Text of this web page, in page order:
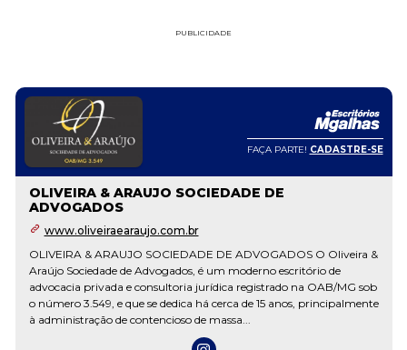
PUBLICIDADE
FAÇA PARTE! CADASTRE-SE
OLIVEIRA & ARAUJO SOCIEDADE DE
ADVOGADOS
www.oliveiraearaujo.com.br
OLIVEIRA & ARAUJO SOCIEDADE DE ADVOGADOS O Oliveira &
Araújo Sociedade de Advogados, é um moderno escritório de
advocacia privada e consultoria jurídica registrado na OAB/MG sob
o número 3.549, e que se dedica há cerca de 15 anos, principalmente
à administração de contencioso de massa...